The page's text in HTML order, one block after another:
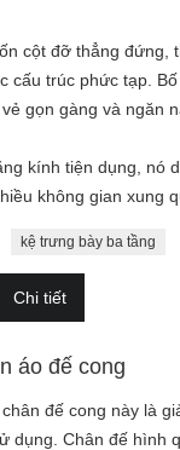
cột đỡ thẳng đứng,
cấu trúc phức tạp.
gọn gàng và ngăn
kính tiện dụng, nó
không gian xung
kệ trưng bày ba tầng
Chi tiết
áo đế cong
đế cong này là
dụng. Chân đế hình